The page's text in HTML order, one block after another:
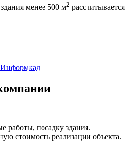
менее 500 м2 рассчитывается
работы, посадку здания.
стоимость реализации объекта.